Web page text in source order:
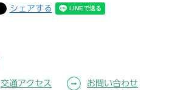
シェアする
交通アクセス お問い合わせ